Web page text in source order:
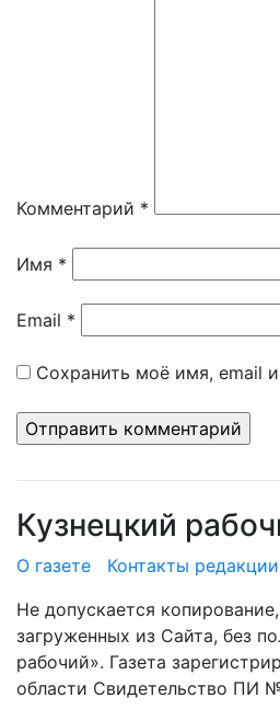
Комментарий *
Имя *
Email *
Сохранить моё имя, email
Кузнецкий
О газете Контакты редакции
Не допускается
загруженных из Сайта, без
рабочий». Газета
области Свидетельство ПИ